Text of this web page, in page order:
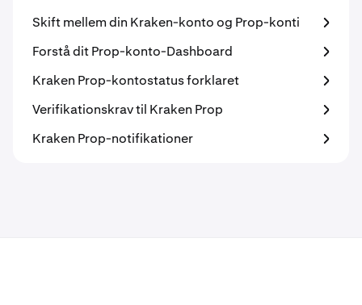
Skift mellem din Kraken-konto og Prop-konti
Forstå dit Prop-konto-Dashboard
Kraken Prop-kontostatus forklaret
Verifikationskrav til Kraken Prop
Kraken Prop-notifikationer